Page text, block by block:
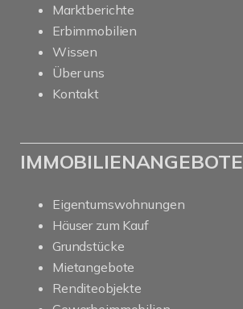
Marktberichte
Erbimmobilien
Wissen
Über uns
Kontakt
IMMOBILIENANGEBOTE
Eigentumswohnungen
Häuser zum Kauf
Grundstücke
Mietangebote
Renditeobjekte